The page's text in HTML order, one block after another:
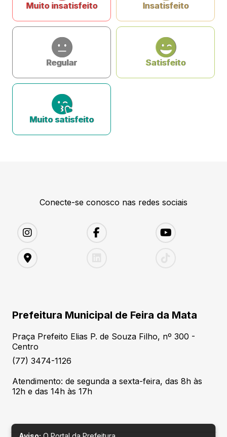
Muito insatisfeito Insatisfeito
Regular Satisfeito
Muito satisfeito
Conecte-se conosco nas redes sociais
Prefeitura Municipal de Feira da Mata
Praça Prefeito Elias P. de Souza Filho, nº 300 -
Centro
(77) 3474-1126
Atendimento: de segunda a sexta-feira, das 8h às
12h e das 14h às 17h